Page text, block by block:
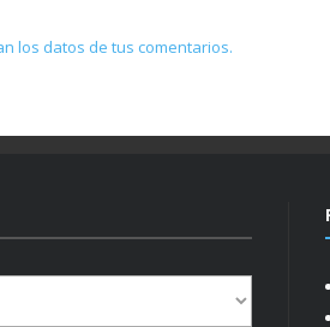
los datos de tus comentarios.